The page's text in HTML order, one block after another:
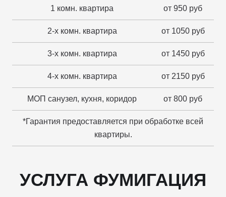
1 комн. квартира от 950 руб
2-х комн. квартира от 1050 руб
3-х комн. квартира от 1450 руб
4-х комн. квартира от 2150 руб
МОП санузел, кухня, коридор от 800 руб
*Гарантия предоставляется при обработке всей
квартиры.
УСЛУГА ФУМИГАЦИЯ